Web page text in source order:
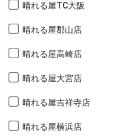
晴れる屋TC大阪
晴れる屋郡山店
晴れる屋高崎店
晴れる屋大宮店
晴れる屋吉祥寺店
晴れる屋横浜店